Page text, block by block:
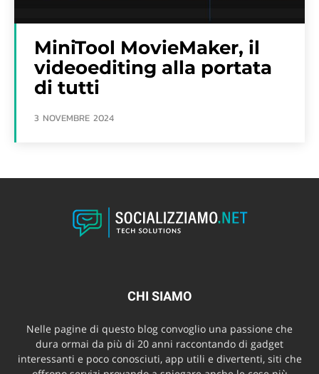
MiniTool MovieMaker, il
videoediting alla portata
di tutti
3 NOVEMBRE 2024
CHI SIAMO
Nelle pagine di questo blog convoglio una passione che
dura ormai da più di 20 anni raccontando di gadget
interessanti e poco conosciuti, app utili e divertenti, siti che